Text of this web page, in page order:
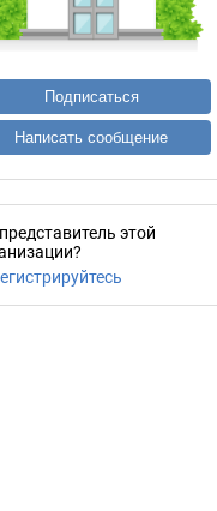
Подписаться
Написать сообщение
этой